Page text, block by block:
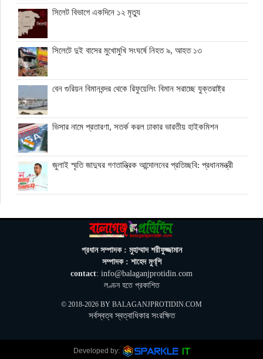
সিলেট বিভাগে একদিনে ১২ মৃত্যু
সিলেটে দুই বাসের মুখোমুখি সংঘর্ষে নিহত ৯, আহত ১৩
বেন গুরিয়ন বিমানবন্দর থেকে রিফুয়েলিং বিমান সরাচ্ছে যুক্তরাষ্ট্র
ভিসার নামে প্রতারণা, সতর্ক করল ঢাকার ভারতীয় হাইকমিশন
জুলাই স্মৃতি জাদুঘর গণতান্ত্রিক আন্দোলনের প্রতিচ্ছবি: প্রধানমন্ত্রী
মিথ্যা ও বানোয়াট সংবাদ সম্মেলনের প্রতিবাদে সিলেট প্রেস ক্লাবে
কনর মিয়ার পাল্টা সংবাদ সম্মেলন
অতিরিক্ত বিদ্যুৎ বিল নিয়ে অপপ্রচারের অভিযোগ, ব্যবস্থা নেওয়ার
হুঁশিয়ারি বিদ্যুৎ বিভাগের
ওমানে মিলবে ১৪ দিনের ফ্রি পর্যটন ভিসা
প্রধান সম্পাদক : মুহাম্মাদ শরীফুজ্জামান
সম্পাদক : শাহেদ মুণ্‌শি
contact: info@balaganjprotidin.com
লণ্ডন হতে প্রকাশিত
© 2018-2026 BY BALAGANJPROTIDIN.COM
সর্বস্বত্ব স্বত্বাধিকার সংরক্ষিত
Developed by: